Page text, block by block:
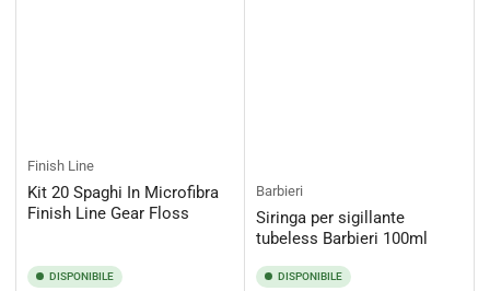
Finish Line
Kit 20 Spaghi In Microfibra
Finish Line Gear Floss
DISPONIBILE
Barbieri
Siringa per sigillante
tubeless Barbieri 100ml
DISPONIBILE